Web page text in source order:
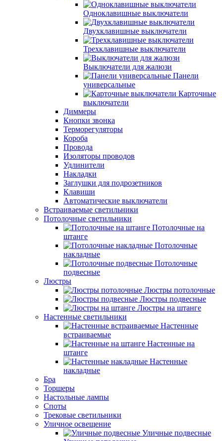
Одноклавишные выключатели
Двухклавишные выключатели
Трехклавишные выключатели
Выключатели для жалюзи
Панели
универсальные
Карточные
выключатели
Диммеры
Кнопки звонка
Терморегуляторы
Короба
Провода
Изоляторы проводов
Удлинители
Накладки
Заглушки для подрозетников
Клавиши
Автоматические выключатели
Встраиваемые светильники
Потолочные светильники
Потолочные на
штанге
Потолочные
накладные
Потолочные
подвесные
Люстры
Люстры потолочные
Люстры подвесные
Люстры на штанге
Настенные светильники
Настенные
встраиваемые
Настенные на
штанге
Настенные
накладные
Бра
Торшеры
Настольные лампы
Споты
Трековые светильники
Уличное освещение
Уличные подвесные